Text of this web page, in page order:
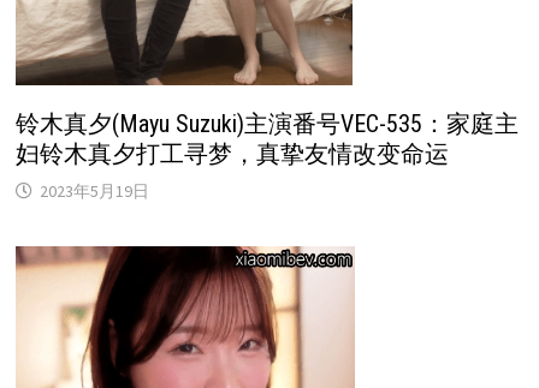
铃木真夕(Mayu Suzuki)主演番号VEC-535：家庭主
妇铃木真夕打工寻梦，真挚友情改变命运
2023年5月19日